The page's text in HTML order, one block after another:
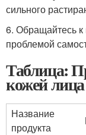
сильного
6. Обращайтесь к
проблемой
Таблица:
кожей лица
Название
продукта